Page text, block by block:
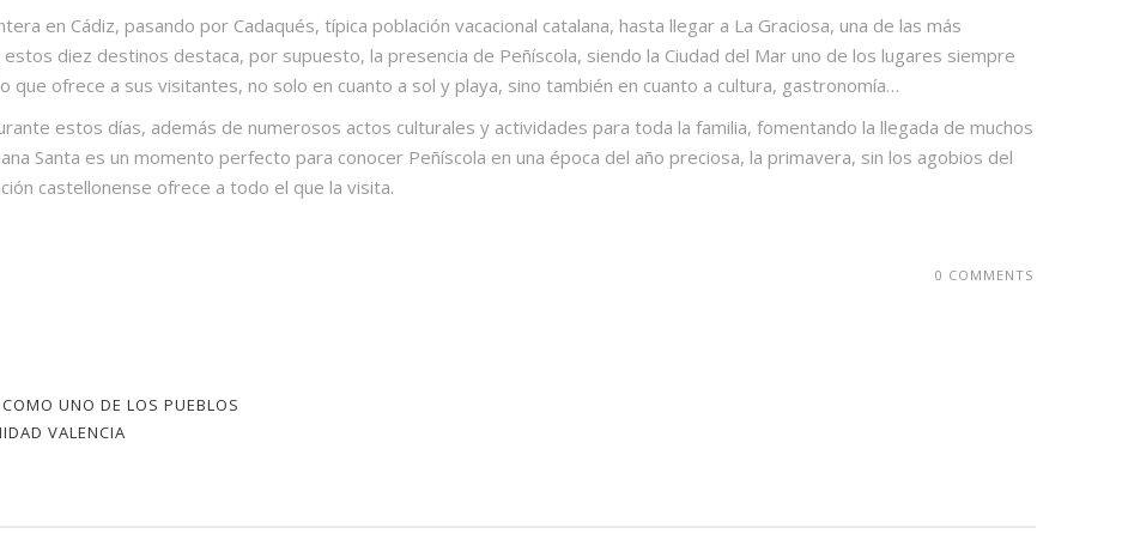
en Cádiz, pasando por Cadaqués, típica población vacacional catalana, hasta llegar a La Graciosa, una de las más
diez destinos destaca, por supuesto, la presencia de Peñíscola, siendo la Ciudad del Mar uno de los lugares siempre
ofrece a sus visitantes, no solo en cuanto a sol y playa, sino también en cuanto a cultura, gastronomía…
estos días, además de numerosos actos culturales y actividades para toda la familia, fomentando la llegada de muchos
Santa es un momento perfecto para conocer Peñíscola en una época del año preciosa, la primavera, sin los agobios del
castellonense ofrece a todo el que la visita.
0 COMMENTS
UNO DE LOS PUEBLOS
VALENCIA